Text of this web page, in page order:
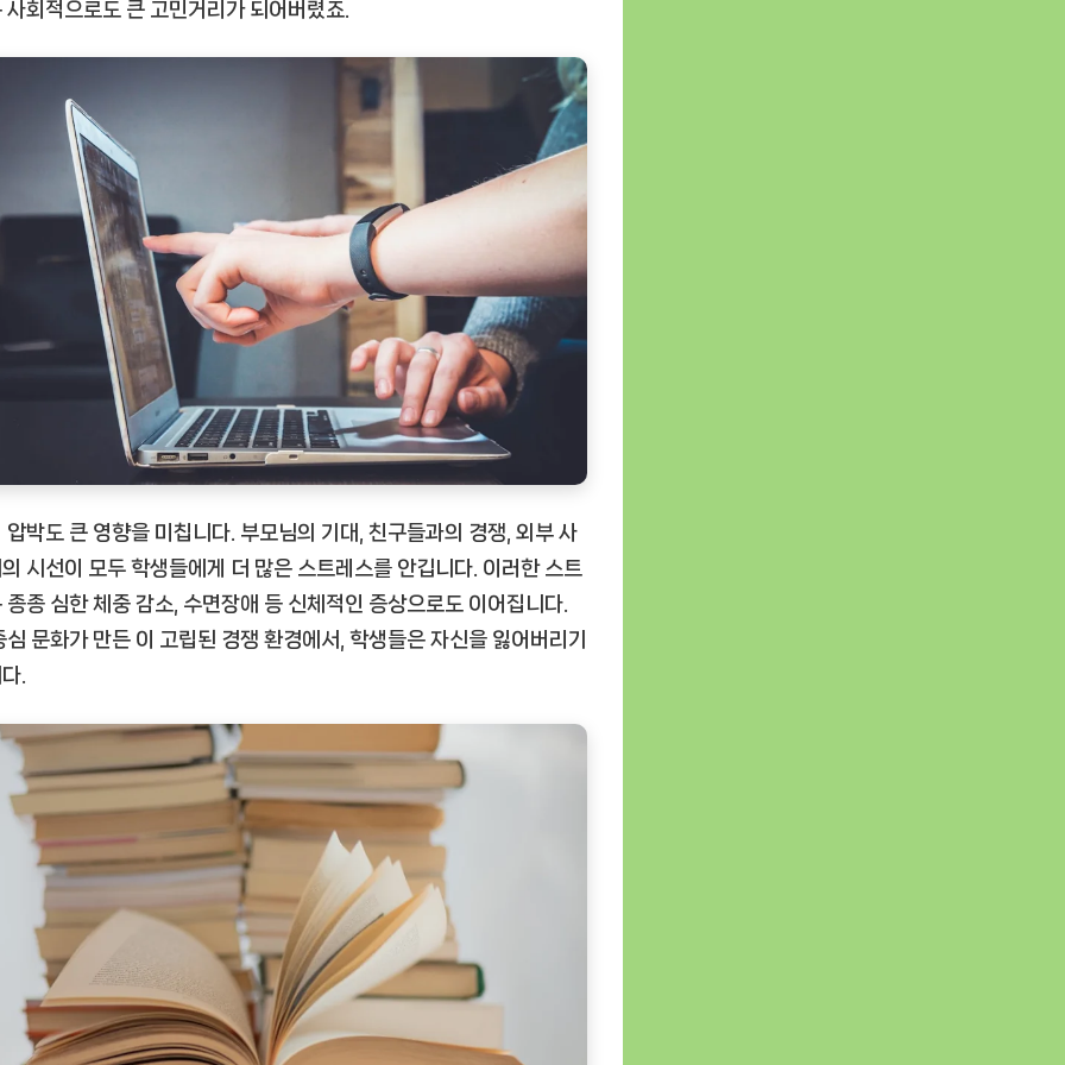
사회적으로도 큰 고민거리가 되어버렸죠.
압박도 큰 영향을 미칩니다. 부모님의 기대, 친구들과의 경쟁, 외부 사
시선이 모두 학생들에게 더 많은 스트레스를 안깁니다. 이러한 스트
종종 심한 체중 감소, 수면장애 등 신체적인 증상으로도 이어집니다.
심 문화가 만든 이 고립된 경쟁 환경에서, 학생들은 자신을 잃어버리기
.